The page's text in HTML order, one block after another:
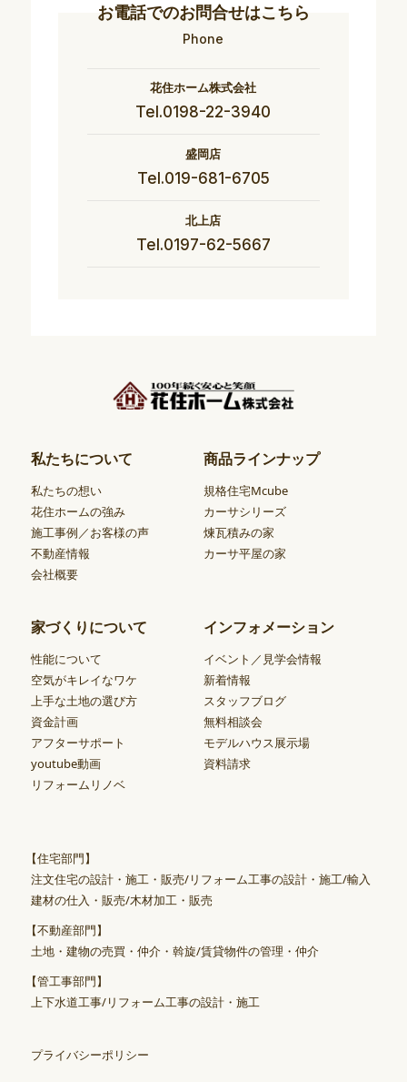
お電話でのお問合せはこちら
Phone
花住ホーム株式会社
Tel.0198-22-3940
盛岡店
Tel.019-681-6705
北上店
Tel.0197-62-5667
私たちについて
私たちの想い
花住ホームの強み
施工事例／お客様の声
不動産情報
会社概要
商品ラインナップ
規格住宅Mcube
カーサシリーズ
煉瓦積みの家
カーサ平屋の家
家づくりについて
性能について
空気がキレイなワケ
上手な土地の選び方
資金計画
アフターサポート
youtube動画
リフォームリノベ
インフォメーション
イベント／見学会情報
新着情報
スタッフブログ
無料相談会
モデルハウス展示場
資料請求
【住宅部門】
注文住宅の設計・施工・販売/リフォーム工事の設計・施工/輸入
建材の仕入・販売/木材加工・販売
【不動産部門】
土地・建物の売買・仲介・斡旋/賃貸物件の管理・仲介
【管工事部門】
上下水道工事/リフォーム工事の設計・施工
プライバシーポリシー